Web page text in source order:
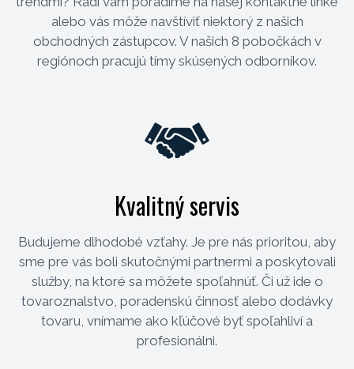
alebo vás môže navštíviť niektorý z našich
obchodných zástupcov. V našich 8 pobočkách v
regiónoch pracujú tímy skúsených odborníkov.
Kvalitný servis
Budujeme dlhodobé vzťahy. Je pre nás prioritou, aby
sme pre vás boli skutočnými partnermi a poskytovali
služby, na ktoré sa môžete spoľahnúť. Či už ide o
tovaroznalstvo, poradenskú činnosť alebo dodávky
tovaru, vnímame ako kľúčové byť spoľahliví a
profesionálni.